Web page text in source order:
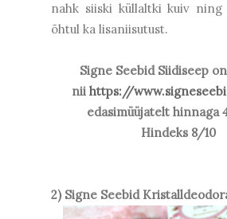
nahk siiski küllaltki kuiv ning
õhtul ka lisaniisutust.
Signe Seebid Siidiseep
nii https://
edasimüüjatelt hinnaga
Hindeks 8/10
2) Signe Seebid